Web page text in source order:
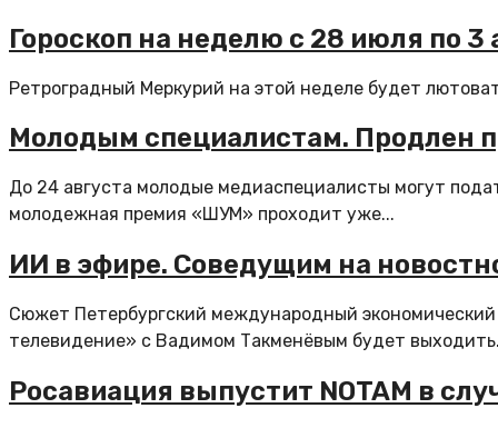
Гороскоп на неделю с 28 июля по 3
Ретроградный Меркурий на этой неделе будет
Молодым специалистам. Продлен
До 24 августа молодые медиаспециалисты могут
молодежная премия «ШУМ» проходит уже...
ИИ в эфире. Соведущим на
Сюжет Петербургский международный
телевидение» с Вадимом Такменёвым будет
Росавиация выпустит NOTAM в